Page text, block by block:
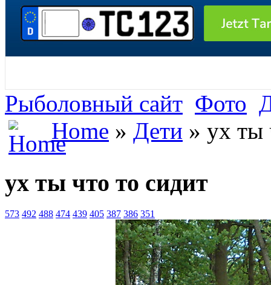
Рыболовный сайт Фото
Home » Дети » ух ты
ух ты что то сидит
573 492 488 474 439 405 387 386 351